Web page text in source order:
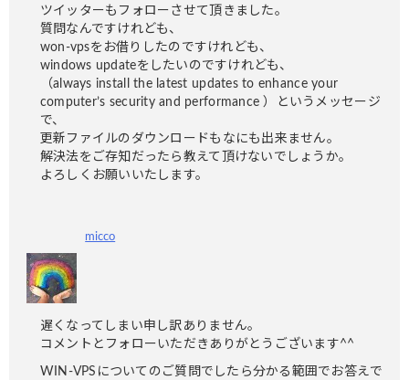
ツイッターもフォローさせて頂きました。
質問なんですけれども、
won-vpsをお借りしたのですけれども、
windows updateをしたいのですけれども、
（always install the latest updates to enhance your
computer’s security and performance ）というメッセージ
で、
更新ファイルのダウンロードもなにも出来ません。
解決法をご存知だったら教えて頂けないでしょうか。
よろしくお願いいたします。
micco
遅くなってしまい申し訳ありません。
コメントとフォローいただきありがとうございます^^
WIN-VPSについてのご質問でしたら分かる範囲でお答えで